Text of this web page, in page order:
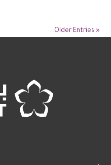
« Older Entries